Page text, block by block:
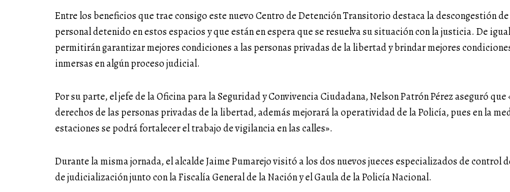
Entre los beneficios que trae consigo este nuevo Centro de Detención Transitorio destaca la descongestión
personal detenido en estos espacios y que están en espera que se resuelva su situación con la justicia. De
permitirán garantizar mejores condiciones a las personas privadas de la libertad y brindar mejores
inmersas en algún proceso judicial.
Por su parte, el jefe de la Oficina para la Seguridad y Convivencia Ciudadana, Nelson Patrón Pérez aseguró
derechos de las personas privadas de la libertad, además mejorará la operatividad de la Policía, pues en la
estaciones se podrá fortalecer el trabajo de vigilancia en las calles».
Durante la misma jornada, el alcalde Jaime Pumarejo visitó a los dos nuevos jueces especializados de control
de judicialización junto con la Fiscalía General de la Nación y el Gaula de la Policía Nacional.